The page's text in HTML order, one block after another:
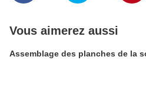
Vous aimerez aussi
Assemblage des planches de la